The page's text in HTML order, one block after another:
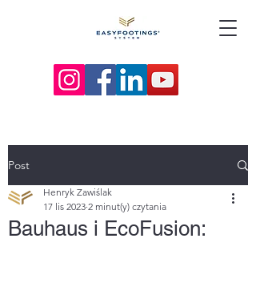
Post
Bauhaus i EcoFusion:
Henryk Zawiślak
17 lis 2023 2 minut(y) czytania